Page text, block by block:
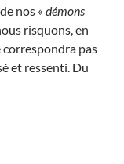
nos « démons
risquons, en
pas
et ressenti. Du